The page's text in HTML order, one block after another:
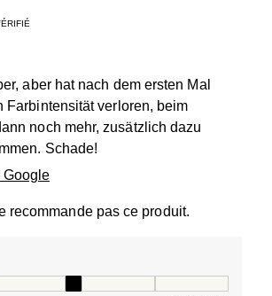
aber hat nach dem ersten Mal
Farbintensität verloren, beim
noch mehr, zusätzlich dazu
Schade!
Google
recommande pas ce produit.